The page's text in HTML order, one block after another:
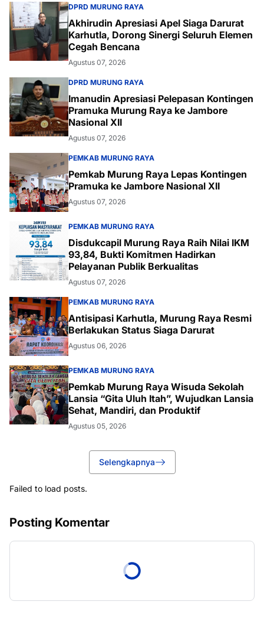
DPRD MURUNG RAYA
Akhirudin Apresiasi Apel Siaga Darurat
Karhutla, Dorong Sinergi Seluruh Elemen
Cegah Bencana
Agustus 07, 2026
DPRD MURUNG RAYA
Imanudin Apresiasi Pelepasan Kontingen
Pramuka Murung Raya ke Jambore
Nasional XII
Agustus 07, 2026
PEMKAB MURUNG RAYA
Pemkab Murung Raya Lepas Kontingen
Pramuka ke Jambore Nasional XII
Agustus 07, 2026
PEMKAB MURUNG RAYA
Disdukcapil Murung Raya Raih Nilai IKM
93,84, Bukti Komitmen Hadirkan
Pelayanan Publik Berkualitas
Agustus 07, 2026
PEMKAB MURUNG RAYA
Antisipasi Karhutla, Murung Raya Resmi
Berlakukan Status Siaga Darurat
Agustus 06, 2026
PEMKAB MURUNG RAYA
Pemkab Murung Raya Wisuda Sekolah
Lansia “Gita Uluh Itah”, Wujudkan Lansia
Sehat, Mandiri, dan Produktif
Agustus 05, 2026
Selengkapnya
Failed to load posts.
Posting Komentar